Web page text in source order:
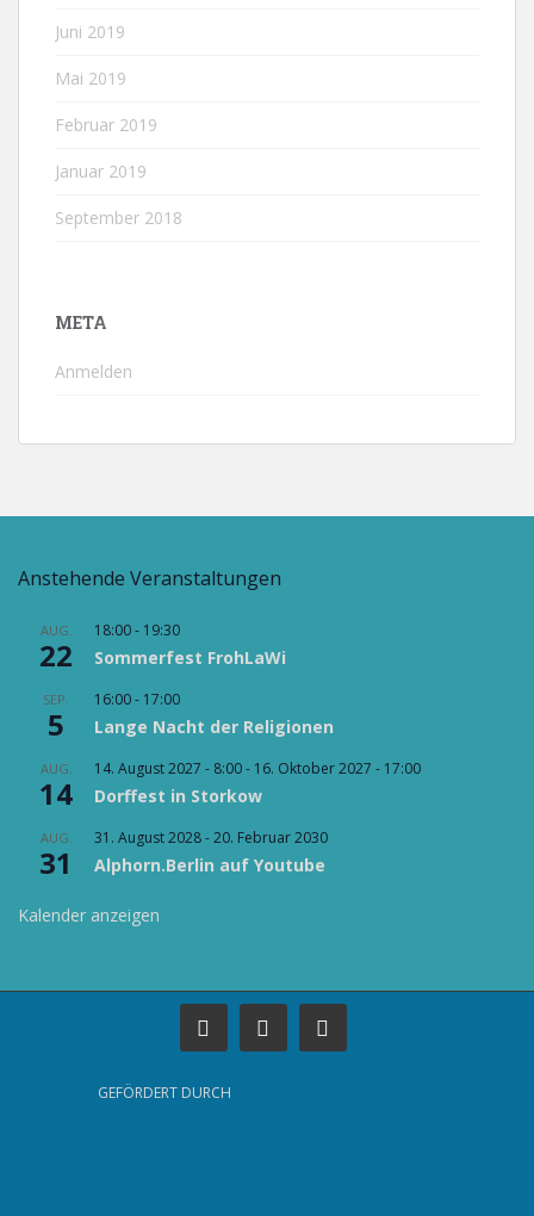
Juni 2019
Mai 2019
Februar 2019
Januar 2019
September 2018
META
Anmelden
Anstehende Veranstaltungen
AUG.
22
18:00- 19:30
Sommerfest FrohLaWi
SEP.
5
16:00- 17:00
Lange Nacht der Religionen
AUG.
14
14. August 2027 - 8:00- 16. Oktober 2027 - 17:00
Dorffest in Storkow
AUG.
31
31. August 2028-20. Februar 2030
Alphorn.Berlin auf Youtube
Kalender anzeigen
GEFÖRDERT DURCH